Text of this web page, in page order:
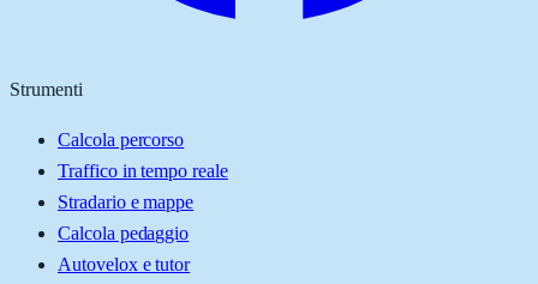
Strumenti
Calcola percorso
Traffico in tempo reale
Stradario e mappe
Calcola pedaggio
Autovelox e tutor